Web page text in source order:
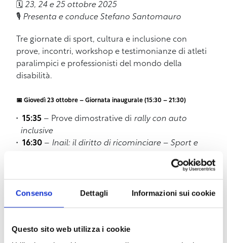
Consenso Dettagli Informazioni sui cookie
Questo sito web utilizza i cookie
🗓️ 23, 24 e 25 ottobre 2025
🎙️ Presenta e conduce Stefano Santomauro
Tre giornate di sport, cultura e inclusione con
prove, incontri, workshop e testimonianze di atleti
paralimpici e professionisti del mondo della
disabilità.
📅 Giovedì 23 ottobre – Giornata inaugurale (15:30 – 21:30)
15:35 – Prove dimostrative di rally con auto
inclusive
16:30 – Inail: il diritto di ricominciare – Sport e
Incontro con gli atleti delle Fiamme Oro:
Marco Ciari, Giada Tognocchi e Vittoria Ciampalini
17:45–Avis
: “Io vivo grazie a chi ha donato”
18:15–Cerimonia ufficiale di inaugurazione
18:30
Invictus : presentazione del libro “Eppur ci